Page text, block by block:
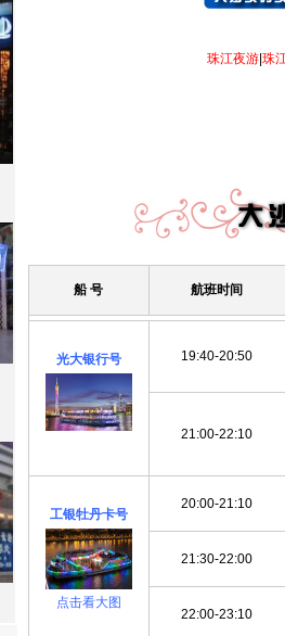
珠江夜游 珠
船 号 航班时间
光大银行号 19:40-20:50
21:00-22:10
工银牡丹卡号
点击看大图
20:00-21:10
21:30-22:00
22:00-23:10